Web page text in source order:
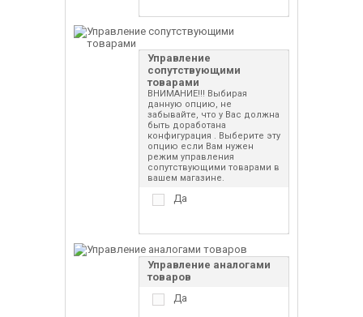
Управление
сопутствующими
товарами
ВНИМАНИЕ!!! Выбирая
данную опцию, не
забывайте, что у Вас должна
быть доработана
конфигурация . Выберите эту
опцию если Вам нужен
режим управления
сопутствующими товарами в
вашем магазине.
Да
Управление аналогами
товаров
Да